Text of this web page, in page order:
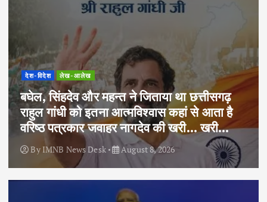
देश-विदेश लेख-आलेख
बघेल, सिंहदेव और महन्त ने जिताया था छत्तीसगढ़
राहुल गांधी को इतना आत्मविश्वास कहां से आता है
वरिष्ठ पत्रकार जवाहर नागदेव की खरी… खरी…
ByIMNB News Desk August 8, 2026